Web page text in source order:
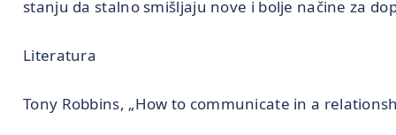
stanju da stalno smišljaju nove i bolje načine za
Literatura
Tony Robbins, „How to communicate in a